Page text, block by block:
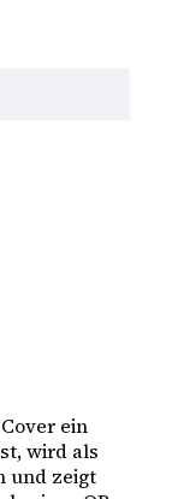
ein
wird als
und zeigt